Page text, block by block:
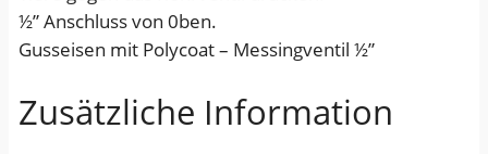
B
½
A
½” Anschluss von 0ben.
Gusseisen mit Polycoat – Messingventil ½”
Zusätzliche Information